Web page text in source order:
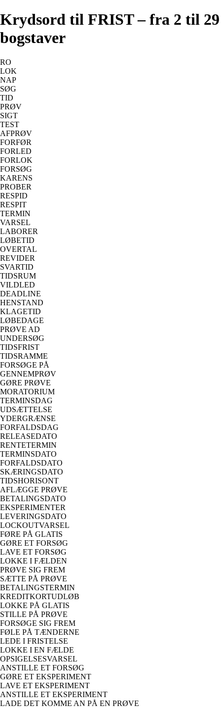
Krydsord til FRIST – fra 2 til 29
bogstaver
RO
LOK
NAP
SØG
TID
PRØV
SIGT
TEST
AFPRØV
FORFØR
FORLED
FORLOK
FORSØG
KARENS
PROBER
RESPID
RESPIT
TERMIN
VARSEL
LABORER
LØBETID
OVERTAL
REVIDER
SVARTID
TIDSRUM
VILDLED
DEADLINE
HENSTAND
KLAGETID
LØBEDAGE
PRØVE AD
UNDERSØG
TIDSFRIST
TIDSRAMME
FORSØGE PÅ
GENNEMPRØV
GØRE PRØVE
MORATORIUM
TERMINSDAG
UDSÆTTELSE
YDERGRÆNSE
FORFALDSDAG
RELEASEDATO
RENTETERMIN
TERMINSDATO
FORFALDSDATO
SKÆRINGSDATO
TIDSHORISONT
AFLÆGGE PRØVE
BETALINGSDATO
EKSPERIMENTER
LEVERINGSDATO
LOCKOUTVARSEL
FØRE PÅ GLATIS
GØRE ET FORSØG
LAVE ET FORSØG
LOKKE I FÆLDEN
PRØVE SIG FREM
SÆTTE PÅ PRØVE
BETALINGSTERMIN
KREDITKORTUDLØB
LOKKE PÅ GLATIS
STILLE PÅ PRØVE
FORSØGE SIG FREM
FØLE PÅ TÆNDERNE
LEDE I FRISTELSE
LOKKE I EN FÆLDE
OPSIGELSESVARSEL
ANSTILLE ET FORSØG
GØRE ET EKSPERIMENT
LAVE ET EKSPERIMENT
ANSTILLE ET EKSPERIMENT
LADE DET KOMME AN PÅ EN PRØVE